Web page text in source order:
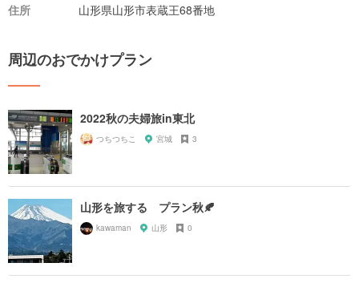
住所 山形県山形市表蔵王68番地
周辺のおでかけプラン
2022秋の夫婦旅in東北
つちつちこ 宮城 3
山形を旅する プラン秋🍂
kawaman 山形 0